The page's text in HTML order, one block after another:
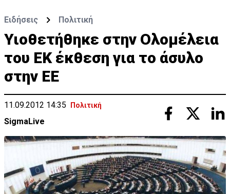
Ειδήσεις Πολιτική
Υιοθετήθηκε στην Ολομέλεια
του ΕΚ έκθεση για το άσυλο
στην ΕΕ
11.09.2012 14:35 Πολιτική
SigmaLive